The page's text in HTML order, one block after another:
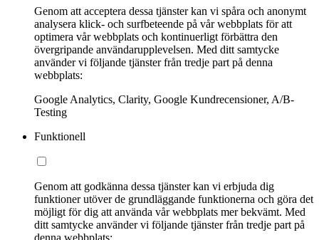
Genom att acceptera dessa tjänster kan vi spåra och anonymt
analysera klick- och surfbeteende på vår webbplats för att
optimera vår webbplats och kontinuerligt förbättra den
övergripande användarupplevelsen. Med ditt samtycke
använder vi följande tjänster från tredje part på denna
webbplats:
Google Analytics, Clarity, Google Kundrecensioner, A/B-
Testing
Funktionell
Genom att godkänna dessa tjänster kan vi erbjuda dig
funktioner utöver de grundläggande funktionerna och göra det
möjligt för dig att använda vår webbplats mer bekvämt. Med
ditt samtycke använder vi följande tjänster från tredje part på